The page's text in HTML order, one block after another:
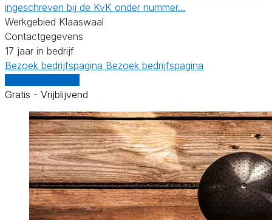
ingeschreven bij de KvK onder nummer…
Werkgebied Klaaswaal
Contactgegevens
17 jaar in bedrijf
Bezoek bedrijfspagina Bezoek bedrijfspagina
Gratis - Vrijblijvend